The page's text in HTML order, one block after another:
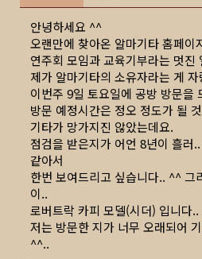
안녕하세요 ^^
오랜만에 찾아온 알마기타 홈페이
연주회 모임과 교육기부라는 멋진
제가 알마기타의 소유자라는 게
이번주 9일 토요일에 공방 방문을
방문 예정시간은 정오 정도가 될
기타가 망가지진 않았는데요.
점검을 받은지가 어언 8년이 흘러
같아서
한번 보여드리고 싶습니다.. ^^ 그
이..
로버트락 카피 모델(시더) 입니다..
저는 방문한 지가 너무 오래되어
^^..